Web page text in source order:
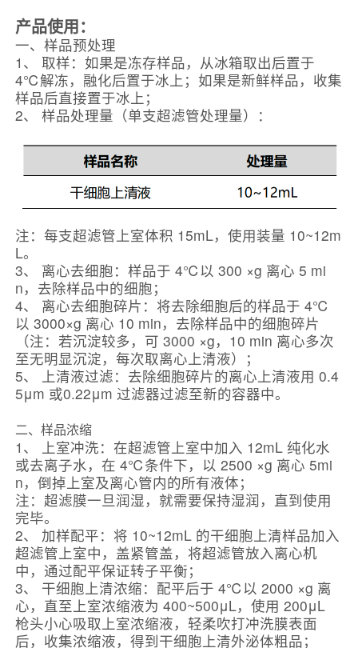
产品使用：
一、样品预处理
1、 取样：如果是冻存样品，从冰箱取出后置于
4℃解冻，融化后置于冰上；如果是新鲜样品，收集
样品后直接置于冰上；
2、 样品处理量（单支超滤管处理量）：
注：每支超滤管上室体积 15mL，使用装量 10~12m
L。
3、 离心去细胞：样品于 4℃以 300 ×g 离心 5 mi
n，去除样品中的细胞；
4、 离心去细胞碎片：将去除细胞后的样品于 4℃
以 3000×g 离心 10 min，去除样品中的细胞碎片
（注：若沉淀较多，可 3000 ×g，10 min 离心多次
至无明显沉淀，每次取离心上清液）；
5、 上清液过滤：去除细胞碎片的离心上清液用 0.4
5μm 或0.22μm 过滤器过滤至新的容器中。
二、样品浓缩
1、 上室冲洗：在超滤管上室中加入 12mL 纯化水
或去离子水，在 4℃条件下，以 2500 ×g 离心 5mi
n，倒掉上室及离心管内的所有液体；
注：超滤膜一旦润湿，就需要保持湿润，直到使用
完毕。
2、 加样配平：将 10~12mL 的干细胞上清样品加入
超滤管上室中，盖紧管盖，将超滤管放入离心机
中，通过配平保证转子平衡；
3、 干细胞上清浓缩：配平后于 4℃以 2000 ×g 离
心，直至上室浓缩液为 400~500μL，使用 200μL
枪头小心吸取上室浓缩液，轻柔吹打冲洗膜表面
后，收集浓缩液，得到干细胞上清外泌体粗品；